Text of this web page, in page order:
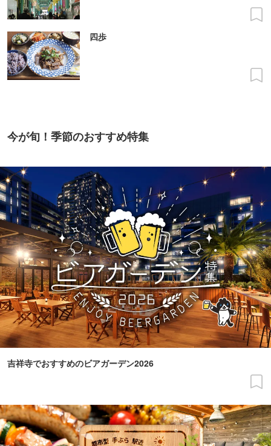
四歩
今が旬！季節のおすすめ特集
吉祥寺でおすすめのビアガーデン2026